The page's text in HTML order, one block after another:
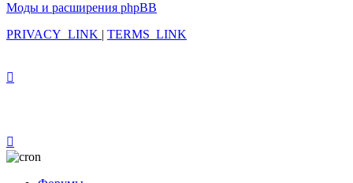
Моды и расширения phpBB
PRIVACY_LINK | TERMS_LINK